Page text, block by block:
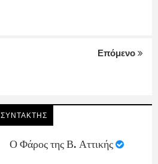
Επόμενο
ΣΥΝΤΑΚΤΗΣ
Ο Φάρος της Β. Αττικής